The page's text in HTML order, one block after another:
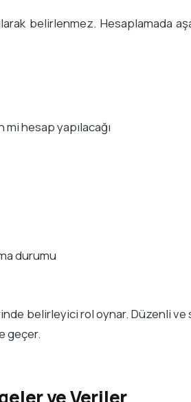
belirlenmez. Hesaplamada
hesap yapılacağı
durumu
belirleyici rol oynar. Düzenli ve
geçer.